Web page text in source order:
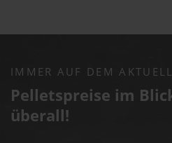
IMMER AUF DEM
Pelletspreise im
überall!